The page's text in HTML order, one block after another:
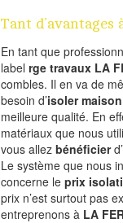
Tant d’avantages
En tant que
labelrge travaux LA
combles. Il en va de
besoin d’isoler maison
meilleure qualité. En
matériaux que nous
vous allezbénéficier
Le système que nous
concerne leprix
prix n’est surtout pas
entreprenons à LA